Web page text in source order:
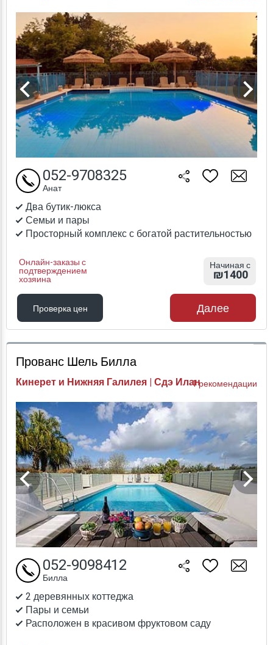
Два бутик-люкса
Семьи и пары
Просторный комплекс с богатой растительностью
Онлайн-заказы с
подтверждением
хозяина
052-9708325
Анат
Начиная с
₪1400
Проверка цен
Проверка цен
Далее
Прованс Шель Билла
Кинерет и Нижняя Галилея | Сдэ Илан1 рекомендации
2 деревянных коттеджа
Пары и семьи
Расположен в красивом фруктовом саду
052-9098412
Билла